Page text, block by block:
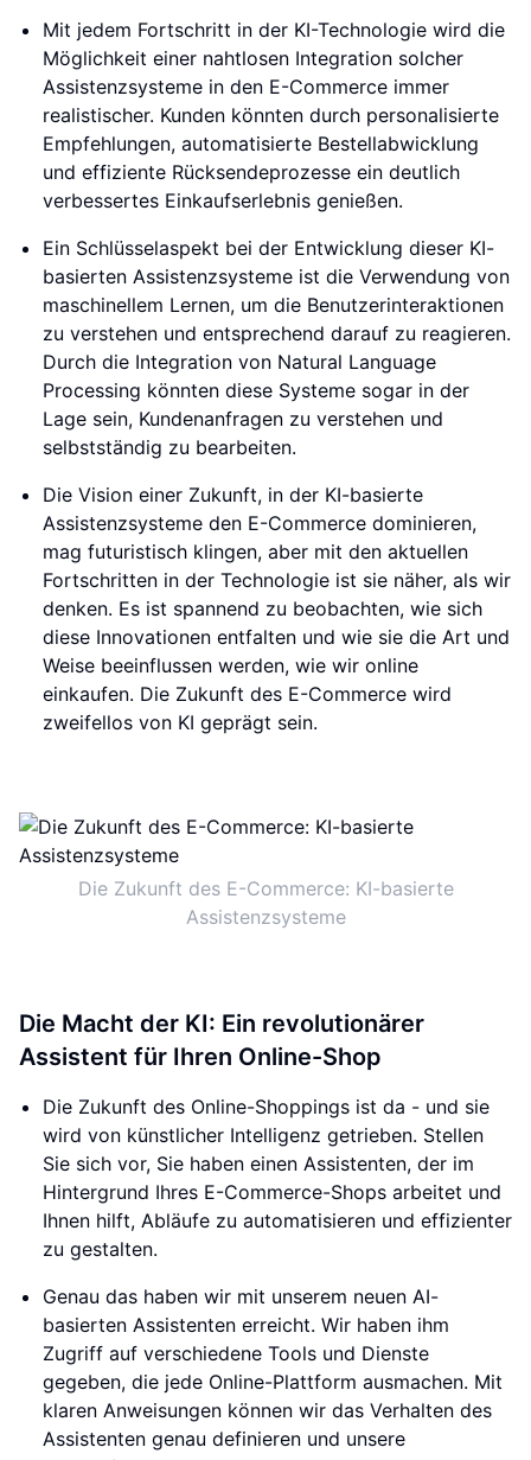
Mit jedem Fortschritt in der KI-Technologie wird die
Möglichkeit einer nahtlosen Integration solcher
Assistenzsysteme in den E-Commerce immer
realistischer. Kunden könnten durch personalisierte
Empfehlungen, automatisierte Bestellabwicklung
und effiziente Rücksendeprozesse ein deutlich
verbessertes Einkaufserlebnis genießen.
Ein Schlüsselaspekt bei der Entwicklung dieser KI-
basierten Assistenzsysteme ist die Verwendung von
maschinellem Lernen, um die Benutzerinteraktionen
zu verstehen und entsprechend darauf zu reagieren.
Durch die Integration von Natural Language
Processing könnten diese Systeme sogar in der
Lage sein, Kundenanfragen zu verstehen und
selbstständig zu bearbeiten.
Die Vision einer Zukunft, in der KI-basierte
Assistenzsysteme den E-Commerce dominieren,
mag futuristisch klingen, aber mit den aktuellen
Fortschritten in der Technologie ist sie näher, als wir
denken. Es ist spannend zu beobachten, wie sich
diese Innovationen entfalten und wie sie die Art und
Weise beeinflussen werden, wie wir online
einkaufen. Die Zukunft des E-Commerce wird
zweifellos von KI geprägt sein.
Die Zukunft des E-Commerce: KI-basierte
Assistenzsysteme
Die Macht der KI: Ein revolutionärer
Assistent für Ihren Online-Shop
Die Zukunft des Online-Shoppings ist da - und sie
wird von künstlicher Intelligenz getrieben. Stellen
Sie sich vor, Sie haben einen Assistenten, der im
Hintergrund Ihres E-Commerce-Shops arbeitet und
Ihnen hilft, Abläufe zu automatisieren und effizienter
zu gestalten.
Genau das haben wir mit unserem neuen AI-
basierten Assistenten erreicht. Wir haben ihm
Zugriff auf verschiedene Tools und Dienste
gegeben, die jede Online-Plattform ausmachen. Mit
klaren Anweisungen können wir das Verhalten des
Assistenten genau definieren und unsere